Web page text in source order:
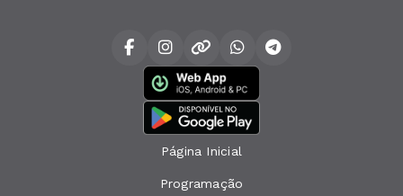
Página Inicial
Programação